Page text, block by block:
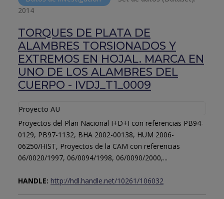
2014
TORQUES DE PLATA DE
ALAMBRES TORSIONADOS Y
EXTREMOS EN HOJAL. MARCA EN
UNO DE LOS ALAMBRES DEL
CUERPO - IVDJ_T1_0009
Proyecto AU
Proyectos del Plan Nacional I+D+I con referencias PB94-
0129, PB97-1132, BHA 2002-00138, HUM 2006-
06250/HIST, Proyectos de la CAM con referencias
06/0020/1997, 06/0094/1998, 06/0090/2000,...
HANDLE: http://hdl.handle.net/10261/106032